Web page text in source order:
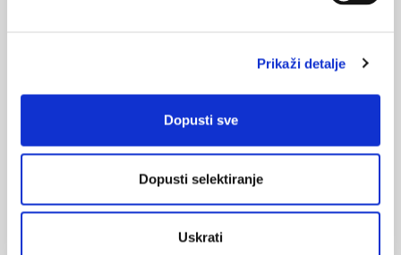
Prikaži detalje
Dopusti sve
Dopusti selektiranje
Uskrati
18.10.2024.
Istraživanja osi crijeva i pluća
Povremeni post za zdravlje crijeva